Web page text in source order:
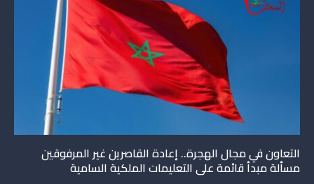
التعاون في مجال الهجرة.. إعادة القاصرين غير المرفوقين
مسألة مبدأ قائمة على التعليمات الملكية السامية